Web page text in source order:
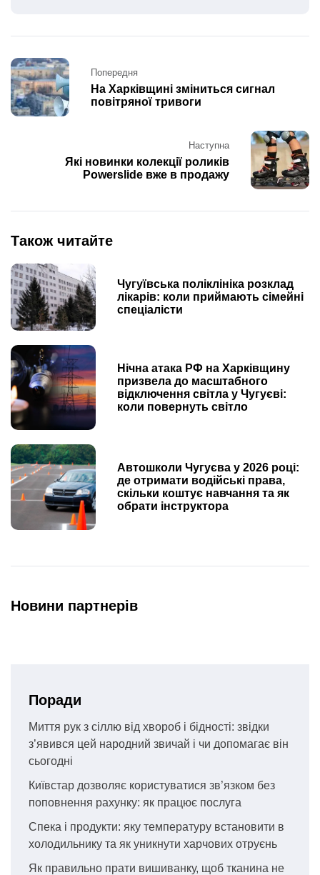
Post
navigation
Попередня
На Харківщині зміниться сигнал
повітряної тривоги
Наступна
Які новинки колекції роликів
Powerslide вже в продажу
Також читайте
Чугуївська поліклініка розклад
лікарів: коли приймають сімейні
спеціалісти
Нічна атака РФ на Харківщину
призвела до масштабного
відключення світла у Чугуєві:
коли повернуть світло
Автошколи Чугуєва у 2026 році:
де отримати водійські права,
скільки коштує навчання та як
обрати інструктора
Новини партнерів
Поради
Миття рук з сіллю від хвороб і бідності: звідки
з’явився цей народний звичай і чи допомагає він
сьогодні
Київстар дозволяє користуватися зв’язком без
поповнення рахунку: як працює послуга
Спека і продукти: яку температуру встановити в
холодильнику та як уникнути харчових отруєнь
Як правильно прати вишиванку, щоб тканина не